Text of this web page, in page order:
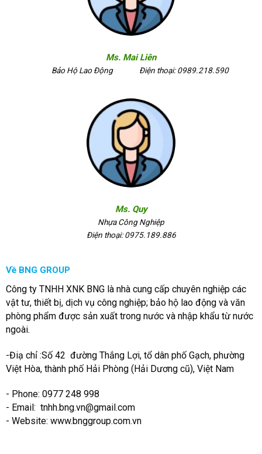
Ms. Mai Liên
Bảo Hộ Lao Động Điện thoại: 0989.218.590
Ms. Quy
Nhựa Công Nghiệp
Điện thoại: 0975.189.886
Về BNG GROUP
Công ty TNHH XNK BNG là nhà cung cấp chuyên nghiệp các
vật tư, thiết bị, dịch vụ công nghiệp; bảo hộ lao động và văn
phòng phẩm được sản xuất trong nước và nhập khẩu từ nước
ngoài.
-Điạ chỉ :Số 42 đường Thắng Lợi, tổ dân phố Gạch, phường
Việt Hòa, thành phố Hải Phòng (Hải Dương cũ), Việt Nam
- Phone: 0977 248 998
- Email: tnhh.bng.vn@gmail.com
- Website: www.bnggroup.com.vn